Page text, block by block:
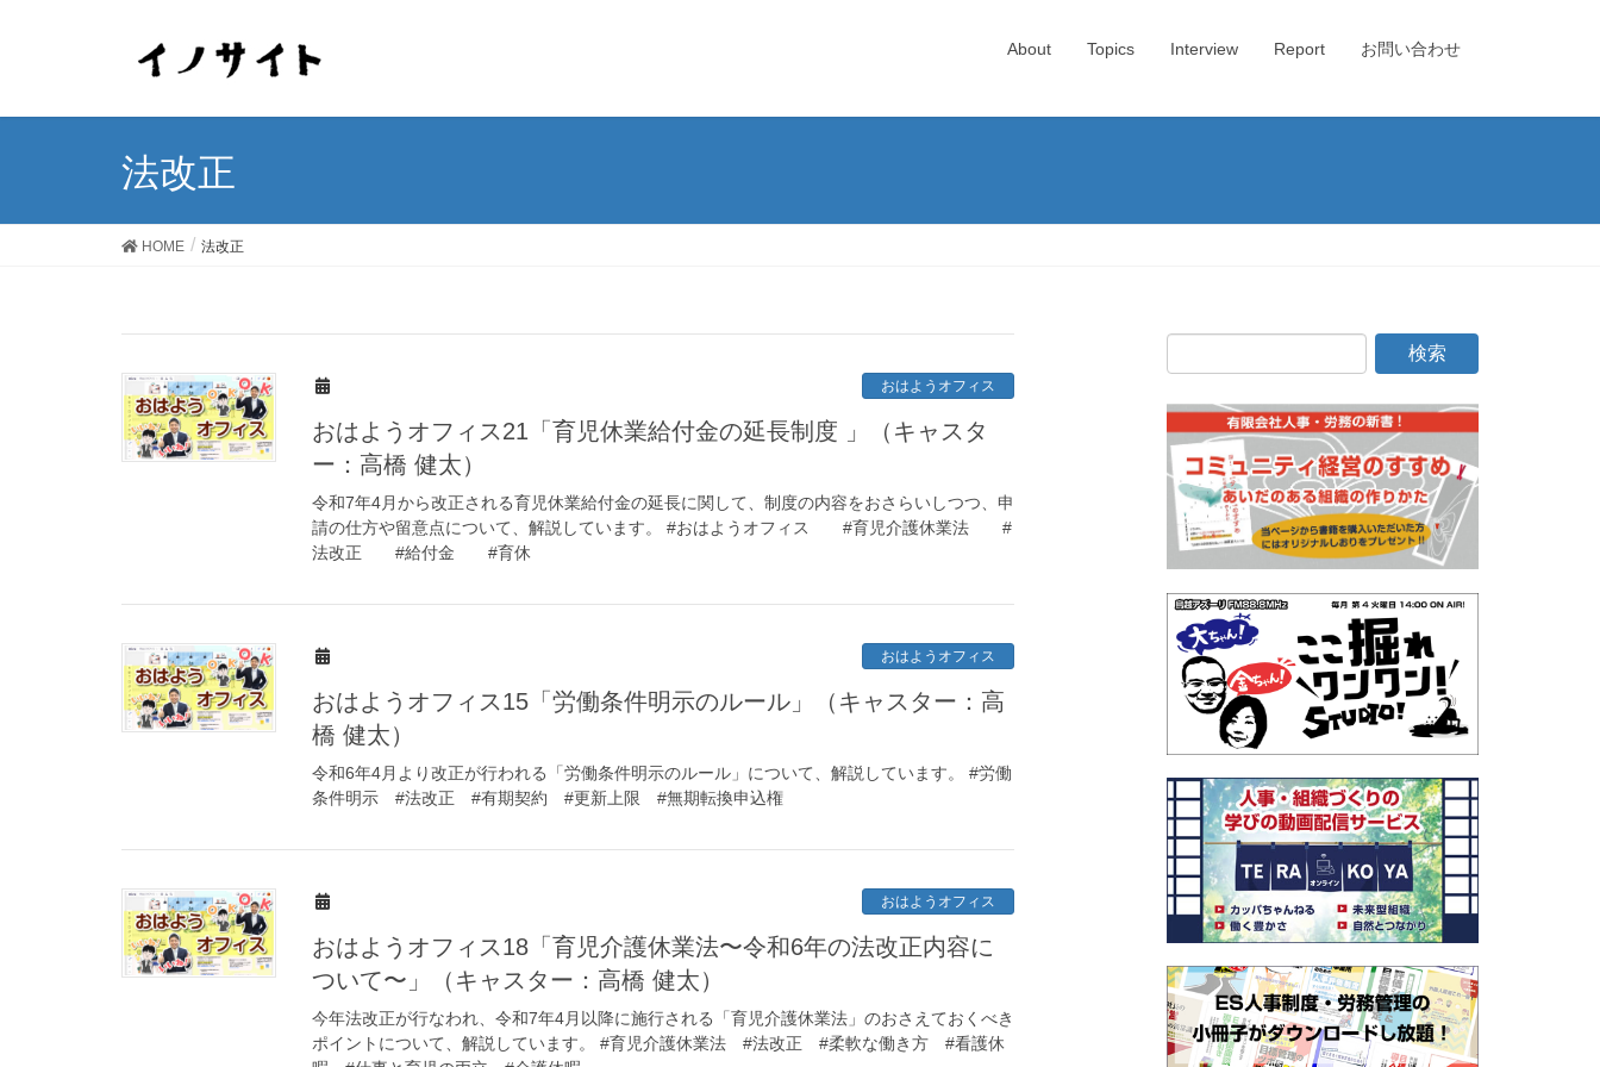
About Topics Interview Report お問い合わせ
法改正
HOME 法改正
おはようオフィス
おはようオフィス21「育児休業給付金の延長制度 」（キャスタ
ー：高橋 健太）
令和7年4月から改正される育児休業給付金の延長に関して、制度の内容をおさらいしつつ、申
請の仕方や留意点について、解説しています。 #おはようオフィス #育児介護休業法 #
法改正 #給付金 #育休
おはようオフィス
おはようオフィス15「労働条件明示のルール」（キャスター：高
橋 健太）
令和6年4月より改正が行われる「労働条件明示のルール」について、解説しています。 #労働
条件明示 #法改正 #有期契約 #更新上限 #無期転換申込権
おはようオフィス
おはようオフィス18「育児介護休業法〜令和6年の法改正内容に
ついて〜」（キャスター：高橋 健太）
今年法改正が行なわれ、令和7年4月以降に施行される「育児介護休業法」のおさえておくべき
ポイントについて、解説しています。 #育児介護休業法 #法改正 #柔軟な働き方 #看護休